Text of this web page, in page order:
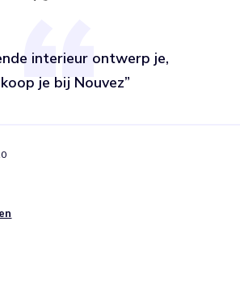
interieur ontwerp je,
je bij Nouvez”